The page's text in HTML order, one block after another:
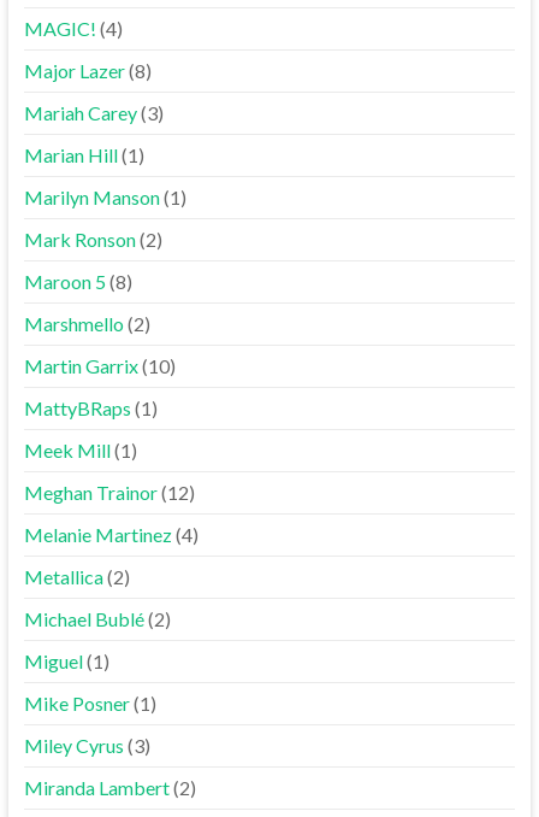
MAGIC! (4)
Major Lazer(8)
Mariah Carey(3)
Marian Hill(1)
Marilyn Manson(1)
Mark Ronson(2)
Maroon 5(8)
Marshmello(2)
Martin Garrix(10)
MattyBRaps (1)
Meek Mill(1)
Meghan Trainor(12)
Melanie Martinez(4)
Metallica(2)
Michael Bublé(2)
Miguel(1)
Mike Posner(1)
Miley Cyrus (3)
Miranda Lambert(2)